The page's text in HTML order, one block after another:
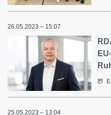
26.05.2023 – 15:07
25.05.2023 – 13:04